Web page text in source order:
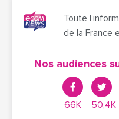
Toute
de la France
Nos audiences
66K 50,4K